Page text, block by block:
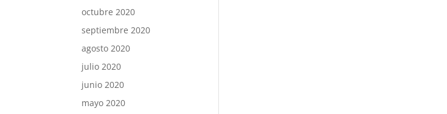
octubre 2020
septiembre 2020
agosto 2020
julio 2020
junio 2020
mayo 2020